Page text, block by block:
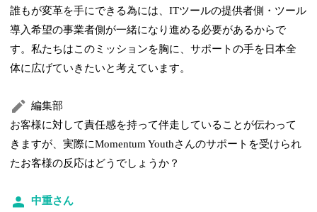
誰もが変革を手にできる為には、ITツールの提供者側・ツール
導入希望の事業者側が一緒になり進める必要があるからで
す。私たちはこのミッションを胸に、サポートの手を日本全
体に広げていきたいと考えています。
編集部
お客様に対して責任感を持って伴走していることが伝わって
きますが、実際にMomentum Youthさんのサポートを受けられ
たお客様の反応はどうでしょうか？
中重さん